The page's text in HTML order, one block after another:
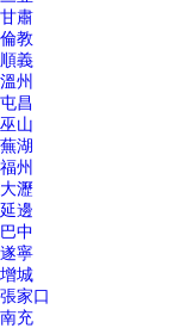
甘肅
倫教
順義
溫州
屯昌
巫山
蕪湖
福州
大瀝
延邊
巴中
遂寧
增城
張家口
南充